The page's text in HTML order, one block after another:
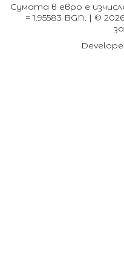
Сумата в евро е
= 1.95583 BGN. | ©